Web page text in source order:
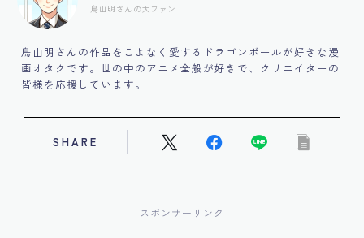
鳥山明さんの大ファン
鳥山明さんの作品をこよなく愛するドラゴンボールが好きな漫
画オタクです。世の中のアニメ全般が好きで、クリエイターの
皆様を応援しています。
SHARE
スポンサーリンク